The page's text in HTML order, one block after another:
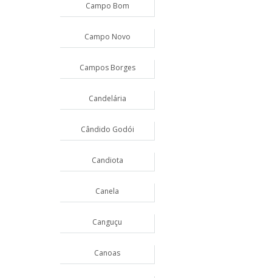
Campo Bom
Campo Novo
Campos Borges
Candelária
Cândido Godói
Candiota
Canela
Canguçu
Canoas